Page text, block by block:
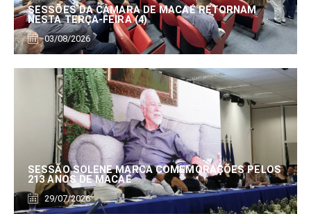
SESSÕES DA CÂMARA DE MACAÉ RETORNAM
NESTA TERÇA-FEIRA (4)
03/08/2026
SESSÃO SOLENE MARCA COMEMORAÇÕES PELOS
213 ANOS DE MACAÉ
29/07/2026